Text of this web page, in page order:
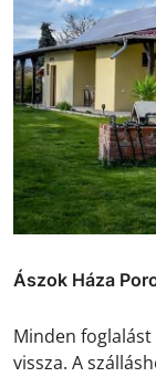
Ászok Háza
Minden
vissza. A